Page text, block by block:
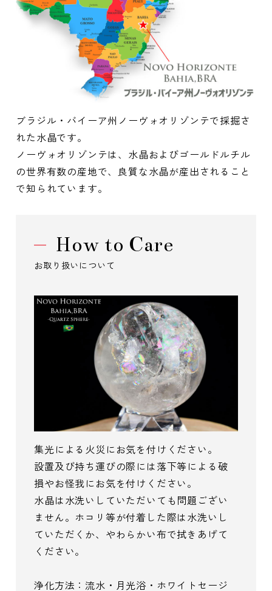
ブラジル・バイーア州ノーヴォオリゾンテで採掘さ
れた水晶です。
ノーヴォオリゾンテは、水晶およびゴールドルチル
の世界有数の産地で、良質な水晶が産出されること
で知られています。
How to Care
お取り扱いについて
集光による火災にお気を付けください。
設置及び持ち運びの際には落下等による破
損やお怪我にお気を付けください。
水晶は水洗いしていただいても問題ござい
ません。ホコリ等が付着した際は水洗いし
ていただくか、やわらかい布で拭きあげて
ください。
浄化方法：流水・月光浴・ホワイトセージ